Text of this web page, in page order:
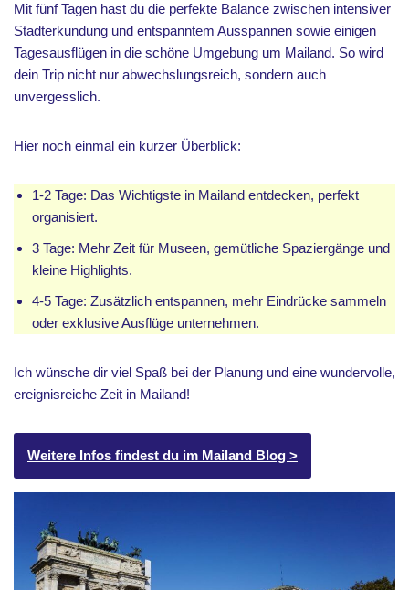
Mit fünf Tagen hast du die perfekte Balance zwischen intensiver
Stadterkundung und entspanntem Ausspannen sowie einigen
Tagesausflügen in die schöne Umgebung um Mailand. So wird
dein Trip nicht nur abwechslungsreich, sondern auch
unvergesslich.
Hier noch einmal ein kurzer Überblick:
1-2 Tage: Das Wichtigste in Mailand entdecken, perfekt
organisiert.
3 Tage: Mehr Zeit für Museen, gemütliche Spaziergänge und
kleine Highlights.
4-5 Tage: Zusätzlich entspannen, mehr Eindrücke sammeln
oder exklusive Ausflüge unternehmen.
Ich wünsche dir viel Spaß bei der Planung und eine wundervolle,
ereignisreiche Zeit in Mailand!
Weitere Infos findest du im Mailand Blog >